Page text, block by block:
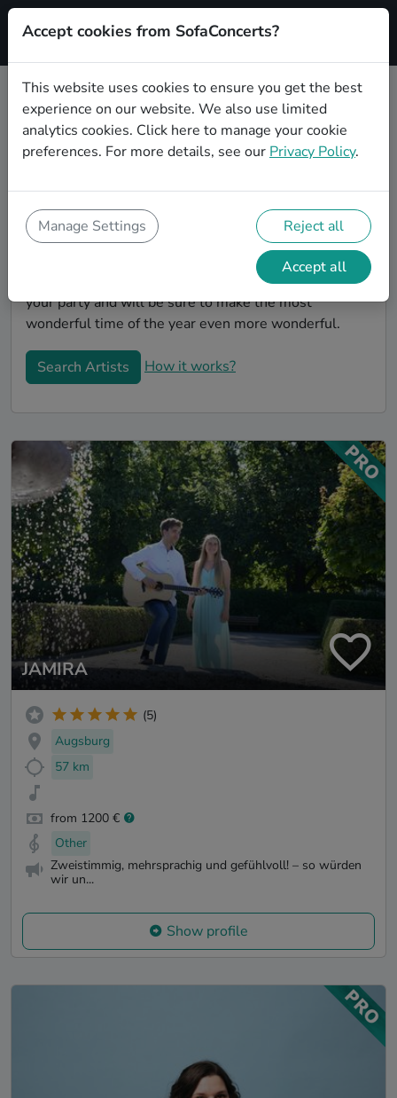
Signup
Book Chanson Christmas party
bands in München
You'll find wonderful, professional Chanson christmas
party bands to play your christmas party in München!
Search through our roster of incredible bands and
then use our pain-free booking process to send them
an invite. In no time, you will have the perfect band for
your party and will be sure to make the most
wonderful time of the year even more wonderful.
Search Artists How it works?
JAMIRA
(5)
Augsburg
57 km
from 1200 €
Other
Zweistimmig, mehrsprachig und gefühlvoll! – so würden
wir un...
Show profile
Accept cookies from SofaConcerts?
This website uses cookies to ensure you get the best
experience on our website. We also use limited
analytics cookies. Click here to manage your cookie
preferences. For more details, see our Privacy Policy.
Manage Settings Reject all
Accept all